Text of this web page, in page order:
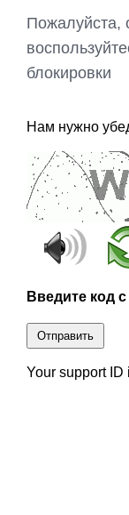
Пожалуйста,
блокировки
Нам нужно
Введите код
Отправить
Your support